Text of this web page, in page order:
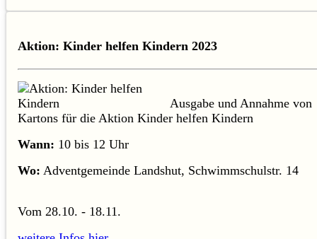
Aktion: Kinder helfen Kindern 2023
Ausgabe und Annahme von
Kartons für die Aktion Kinder helfen Kindern
Wann: 10 bis 12 Uhr
Wo: Adventgemeinde Landshut, Schwimmschulstr. 14
Vom 28.10. - 18.11.